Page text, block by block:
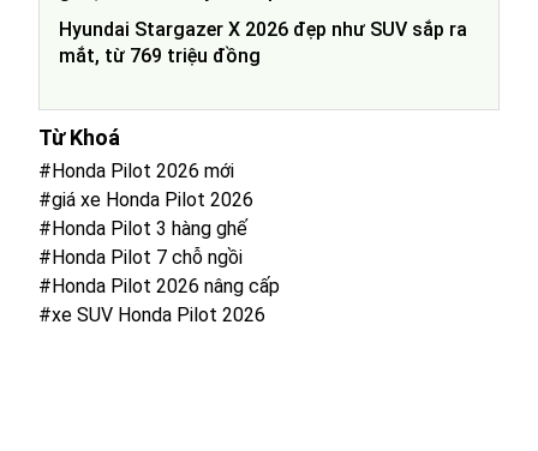
Hyundai Stargazer X 2026 đẹp như SUV sắp ra
mắt, từ 769 triệu đồng
Từ Khoá
#Honda Pilot 2026 mới
#giá xe Honda Pilot 2026
#Honda Pilot 3 hàng ghế
#Honda Pilot 7 chỗ ngồi
#Honda Pilot 2026 nâng cấp
#xe SUV Honda Pilot 2026